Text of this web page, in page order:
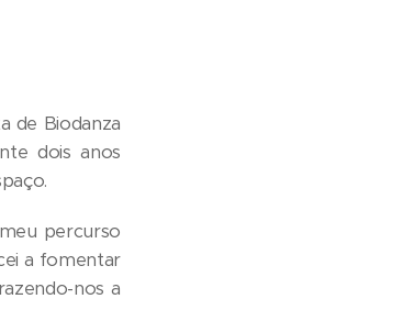
de Biodanza
dois anos
percurso
a fomentar
nos a